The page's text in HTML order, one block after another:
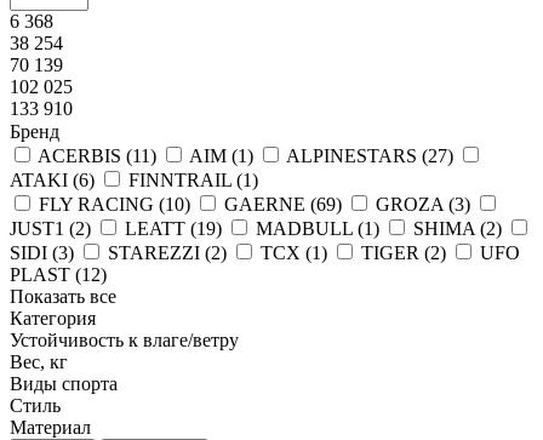
6 368
38 254
70 139
102 025
133 910
Бренд
ACERBIS (11) AIM (1) ALPINESTARS (27)
ATAKI (6) FINNTRAIL (1)
FLY RACING (10) GAERNE (69) GROZA (3)
JUST1 (2) LEATT (19) MADBULL (1) SHIMA (2)
SIDI (3) STAREZZI (2) TCX (1) TIGER (2)
UFO
PLAST (12)
Показать все
Категория
Устойчивость к влаге/ветру
Вес, кг
Виды спорта
Стиль
Материал